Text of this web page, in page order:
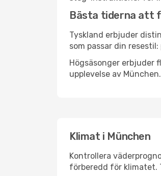
Bästa tiderna att
Tyskland erbjuder
som passar din
Högsäsonger erbjuder
upplevelse av München.
Klimat i München
Kontrollera
förberedd för klimatet.